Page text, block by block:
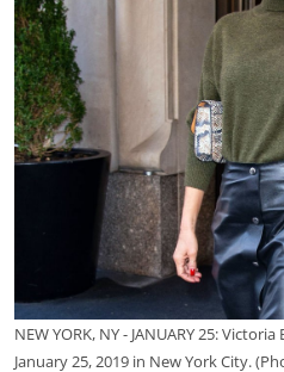
NEW YORK, NY - JANUARY 25:
January 25, 2019 in New York City.